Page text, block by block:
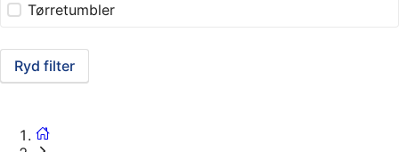
Tørretumbler
Ryd filter